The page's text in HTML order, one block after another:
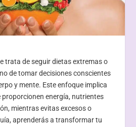
trata de seguir dietas extremas o
de tomar decisiones conscientes
y mente. Este enfoque implica
proporcionen energía, nutrientes
mientras evitas excesos o
aprenderás a transformar tu